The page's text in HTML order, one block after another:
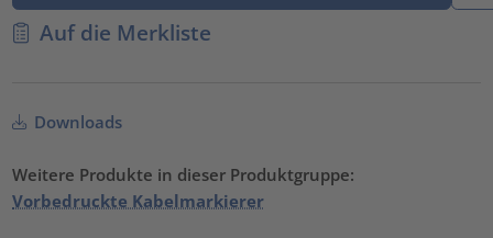
Auf die Merkliste
Downloads
Weitere Produkte in dieser Produktgruppe:
Vorbedruckte Kabelmarkierer